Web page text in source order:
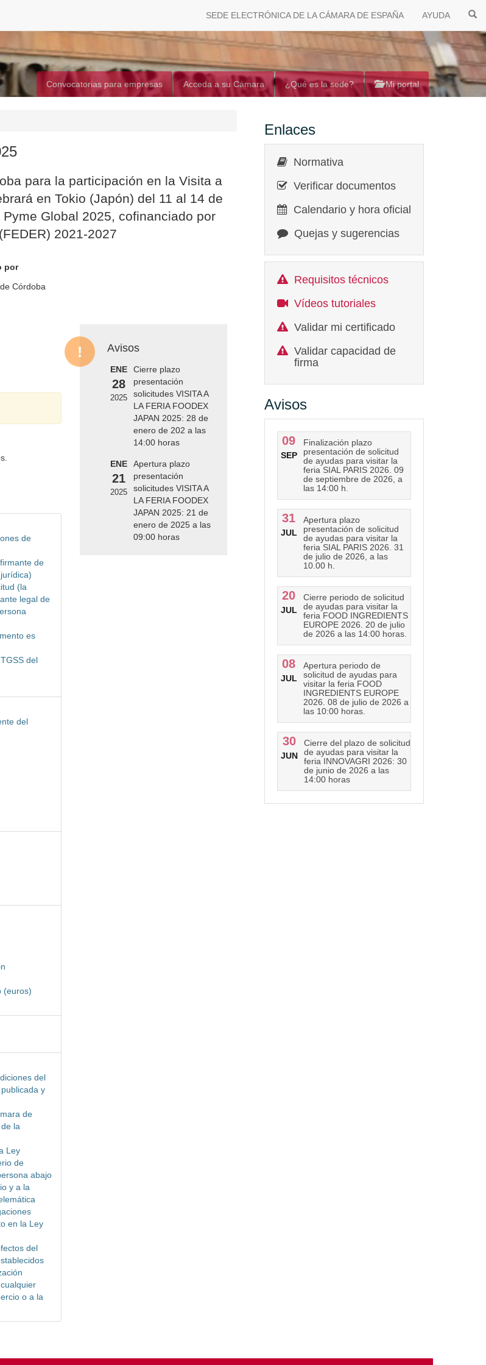
SEDE ELECTRÓNICA DE LA CÁMARA DE ESPAÑA AYUDA
Convocatorias para empresas Acceda a su Cámara ¿Qué es la sede? Mi portal
para la participación en la Visita a
en Tokio (Japón) del 11 al 14 de
Global 2025, cofinanciado por
2021-2027
por
Córdoba
de
de
(la
legal de
es
del
del
(euros)
del
y
de
la
Ley
de
abajo
y a la
en la Ley
del
o a la
Avisos
ENE
28
2025
Cierre plazo
presentación
solicitudes VISITA A
LA FERIA FOODEX
JAPAN 2025: 28 de
enero de 202 a las
14:00 horas
ENE
21
2025
Apertura plazo
presentación
solicitudes VISITA A
LA FERIA FOODEX
JAPAN 2025: 21 de
enero de 2025 a las
09:00 horas
Enlaces
Normativa
Verificar documentos
Calendario y hora oficial
Quejas y sugerencias
Requisitos técnicos
Vídeos tutoriales
Validar mi certificado
Validar capacidad de
firma
Avisos
09
SEP
Finalización plazo
presentación de solicitud
de ayudas para visitar la
feria SIAL PARIS 2026. 09
de septiembre de 2026, a
las 14:00 h.
31
JUL
Apertura plazo
presentación de solicitud
de ayudas para visitar la
feria SIAL PARIS 2026. 31
de julio de 2026, a las
10.00 h.
20
JUL
Cierre periodo de solicitud
de ayudas para visitar la
feria FOOD INGREDIENTS
EUROPE 2026. 20 de julio
de 2026 a las 14:00 horas.
08
JUL
Apertura periodo de
solicitud de ayudas para
visitar la feria FOOD
INGREDIENTS EUROPE
2026. 08 de julio de 2026 a
las 10:00 horas.
30
JUN
Cierre del plazo de solicitud
de ayudas para visitar la
feria INNOVAGRI 2026: 30
de junio de 2026 a las
14:00 horas